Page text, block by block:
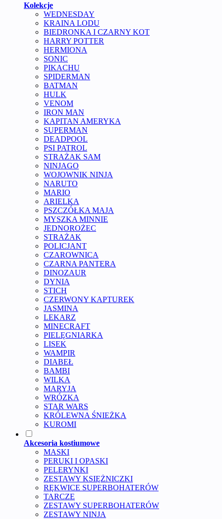
Kolekcje
WEDNESDAY
KRAINA LODU
BIEDRONKA I CZARNY KOT
HARRY POTTER
HERMIONA
SONIC
PIKACHU
SPIDERMAN
BATMAN
HULK
VENOM
IRON MAN
KAPITAN AMERYKA
SUPERMAN
DEADPOOL
PSI PATROL
STRAŻAK SAM
NINJAGO
WOJOWNIK NINJA
NARUTO
MARIO
ARIELKA
PSZCZÓŁKA MAJA
MYSZKA MINNIE
JEDNOROŻEC
STRAŻAK
POLICJANT
CZAROWNICA
CZARNA PANTERA
DINOZAUR
DYNIA
STICH
CZERWONY KAPTUREK
JASMINA
LEKARZ
MINECRAFT
PIELĘGNIARKA
LISEK
WAMPIR
DIABEŁ
BAMBI
WILKA
MARYJA
WRÓZKA
STAR WARS
KRÓLEWNA ŚNIEŻKA
KUROMI
Akcesoria kostiumowe
MASKI
PERUKI I OPASKI
PELERYNKI
ZESTAWY KSIĘŻNICZKI
RĘKWICE SUPERBOHATERÓW
TARCZE
ZESTAWY SUPERBOHATERÓW
ZESTAWY NINJA